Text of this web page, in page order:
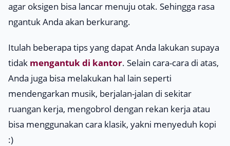
agar oksigen bisa lancar menuju otak. Sehingga rasa
ngantuk Anda akan berkurang.
Itulah beberapa tips yang dapat Anda lakukan supaya
tidak mengantuk di kantor. Selain cara-cara di atas,
Anda juga bisa melakukan hal lain seperti
mendengarkan musik, berjalan-jalan di sekitar
ruangan kerja, mengobrol dengan rekan kerja atau
bisa menggunakan cara klasik, yakni menyeduh kopi
:)